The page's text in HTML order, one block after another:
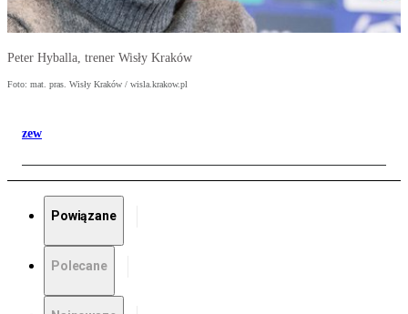
Peter Hyballa, trener Wisły Kraków
Foto: mat. pras. Wisły Kraków / wisla.krakow.pl
zew
Powiązane
Polecane